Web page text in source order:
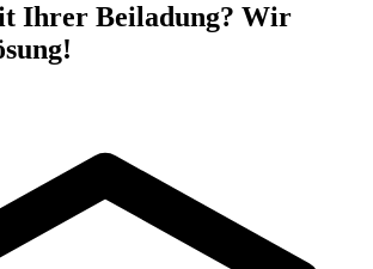
Ihrer Beiladung? Wir